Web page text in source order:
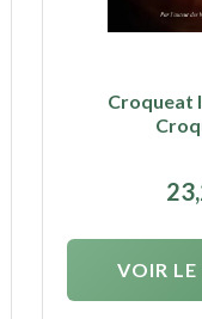
Croqueat
VOIR